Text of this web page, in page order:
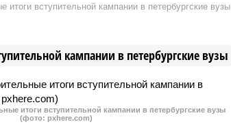
итоги вступительной кампании в петербургские вузы
кампании в петербургские вузы
итоги вступительной кампании в петербургские вузы
(фото: pxhere.com)